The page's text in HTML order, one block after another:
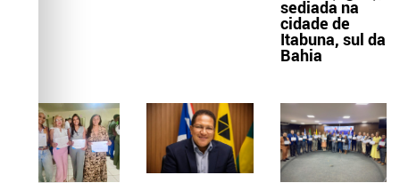
sediada na
cidade de
Itabuna, sul da
Bahia